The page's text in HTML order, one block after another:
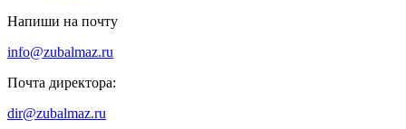
Напиши на почту
info@zubalmaz.ru
Почта директора:
dir@zubalmaz.ru